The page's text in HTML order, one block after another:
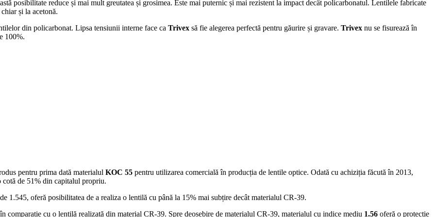
posibilitate reduce și mai mult greutatea și grosimea. Este mai puternic și mai rezistent la impact decât policarbonatul. Lentilele fabricate
și la acetonă.
din policarbonat. Lipsa tensiunii interne face ca Trivex să fie alegerea perfectă pentru găurire și gravare. Trivex nu se fisurează în
100%.
pentru prima dată materialul KOC 55 pentru utilizarea comercială în producția de lentile optice. Odată cu achiziția făcută în 2013,
de 51% din capitalul propriu.
1.545, oferă posibilitatea de a realiza o lentilă cu până la 15% mai subțire decât materialul CR-39.
comparație cu o lentilă realizată din material CR-39. Spre deosebire de materialul CR-39, materialul cu indice mediu 1.56 oferă o protecție